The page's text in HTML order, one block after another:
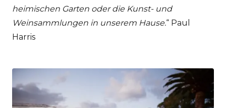
heimischen Garten oder die Kunst- und
Weinsammlungen in unserem Hause.“ Paul
Harris